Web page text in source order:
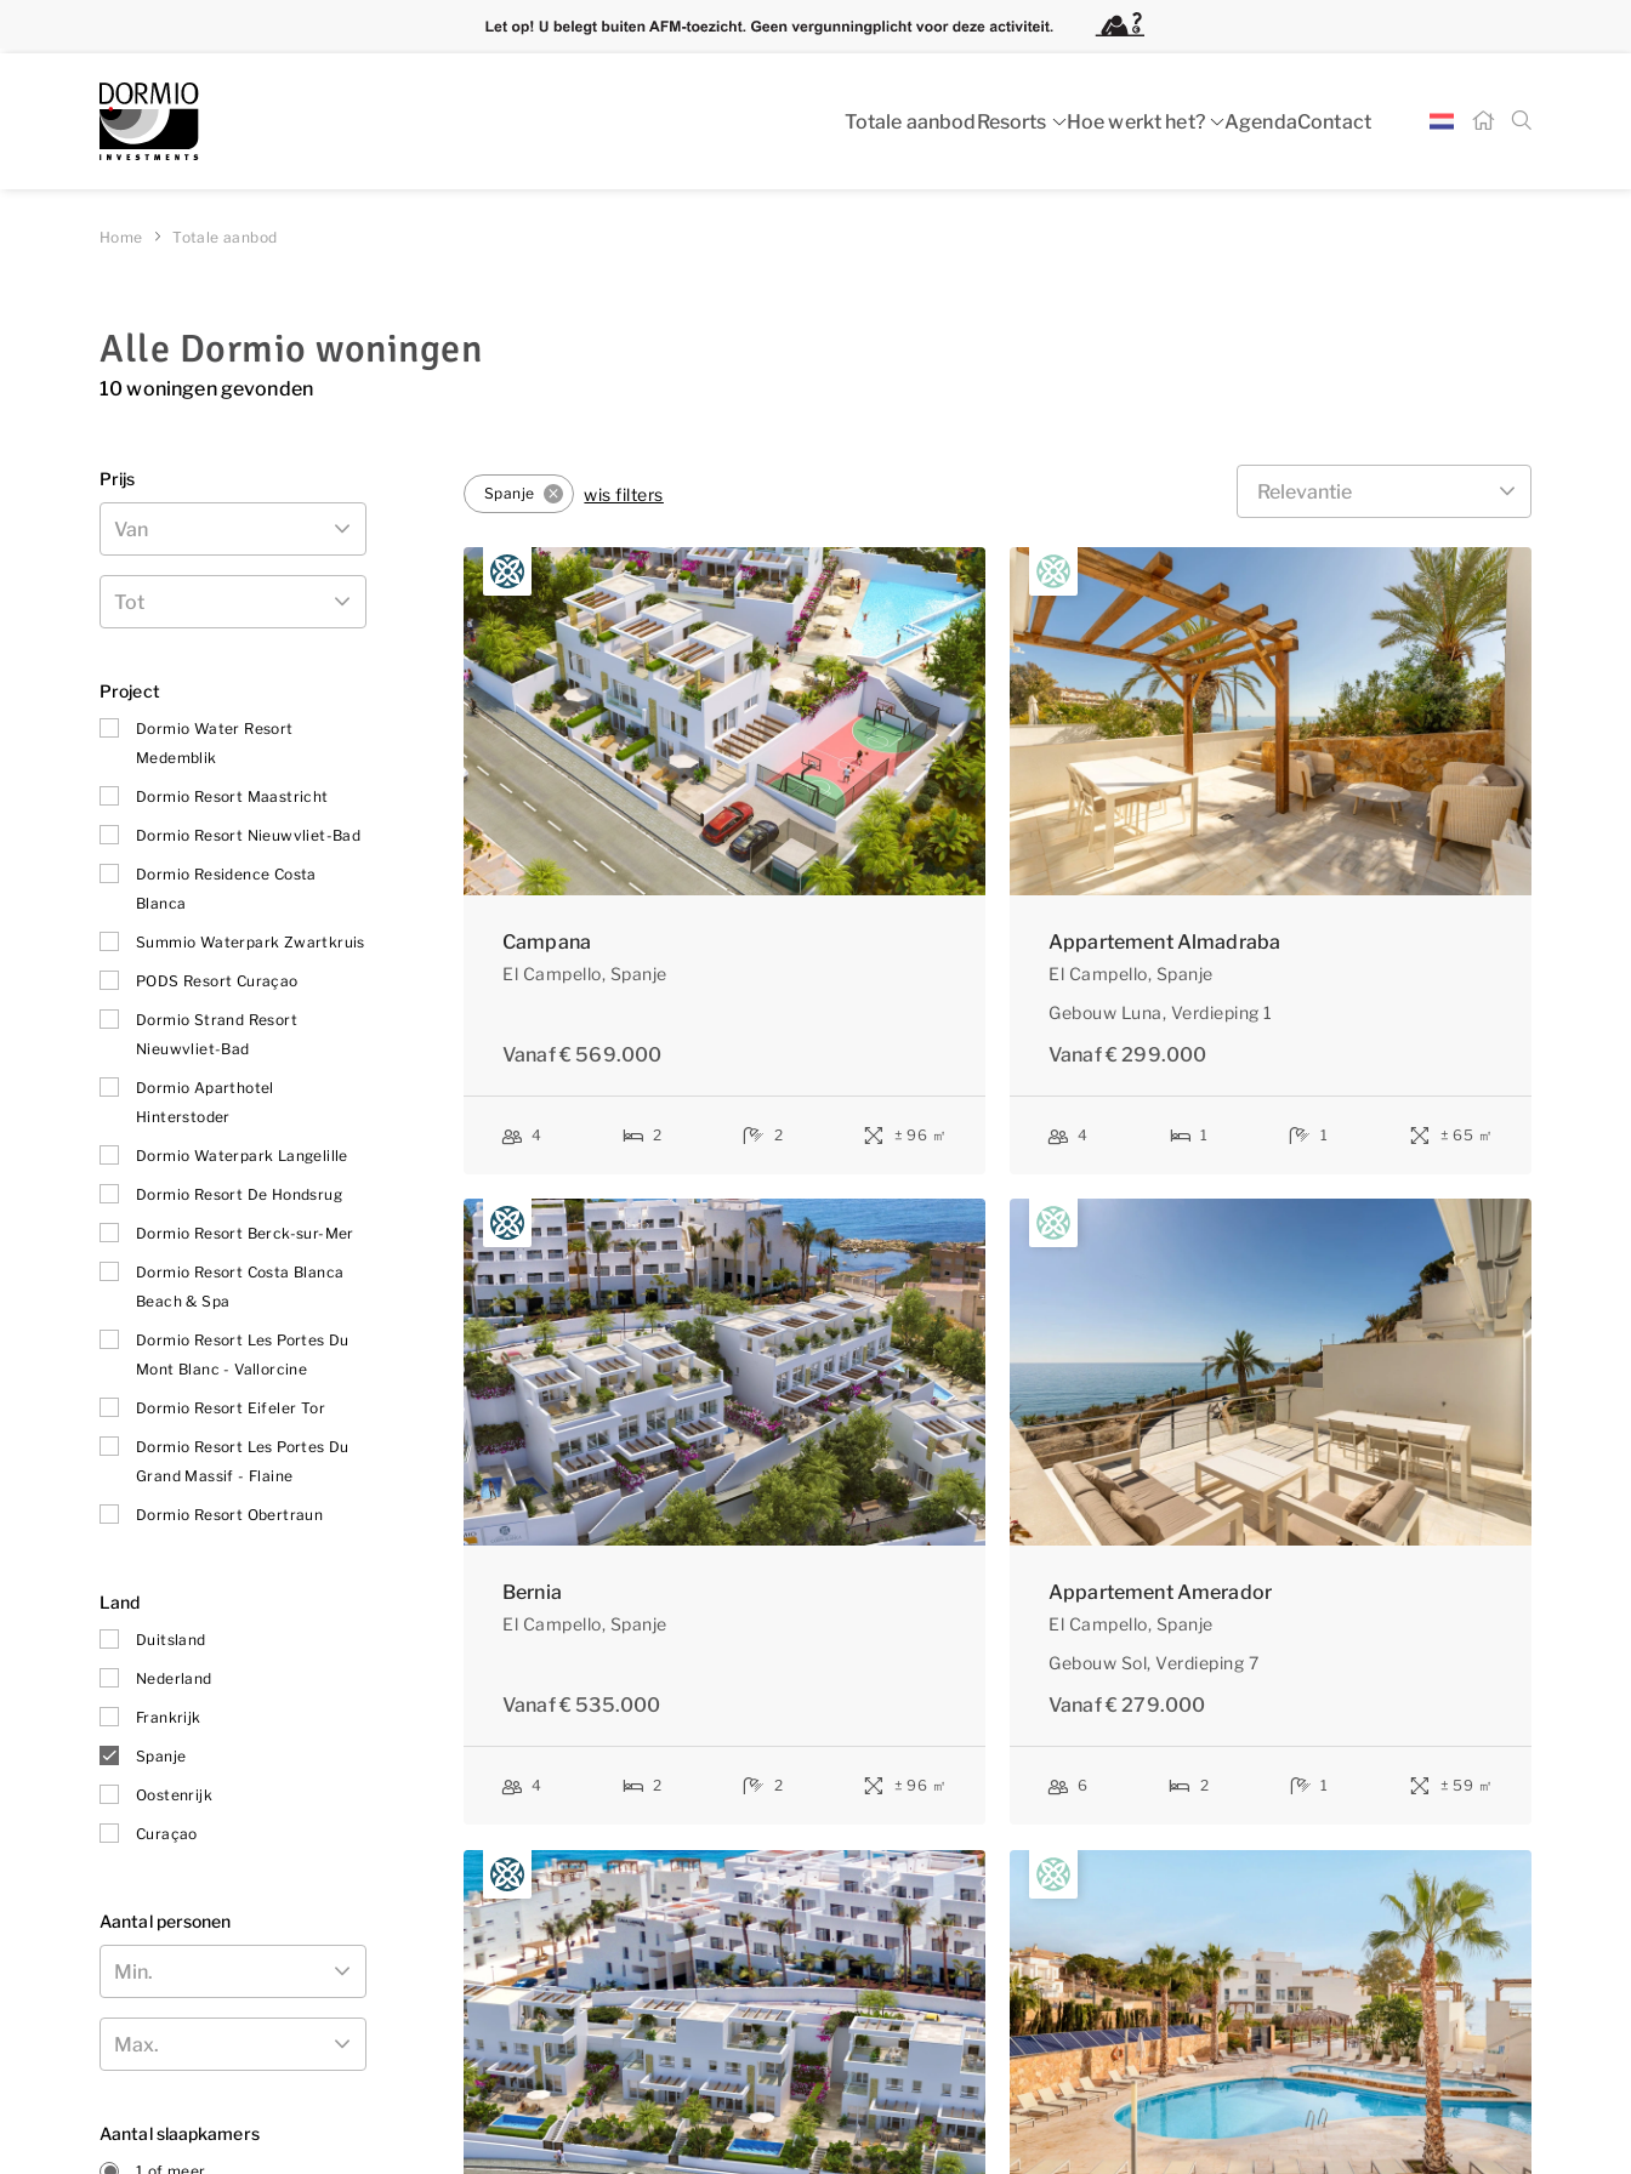
Bijna 25 jaar ervaring in luxe recreatief vastgoed Full-service: ontwikkeling, verkoop, verhuur en beheer
Totale aanbodResorts Hoe werkt het? AgendaContact
Home Totale aanbod
Alle Dormio woningen
10 woningen gevonden
Prijs
Van
Tot
Project
Dormio Water Resort
Medemblik
Dormio Resort Maastricht
Dormio Resort Nieuwvliet-Bad
Dormio Residence Costa
Blanca
Summio Waterpark Zwartkruis
PODS Resort Curaçao
Dormio Strand Resort
Nieuwvliet-Bad
Dormio Aparthotel
Hinterstoder
Dormio Waterpark Langelille
Dormio Resort De Hondsrug
Dormio Resort Berck-sur-Mer
Dormio Resort Costa Blanca
Beach & Spa
Dormio Resort Les Portes Du
Mont Blanc - Vallorcine
Dormio Resort Eifeler Tor
Dormio Resort Les Portes Du
Grand Massif - Flaine
Dormio Resort Obertraun
Land
Duitsland
Nederland
Frankrijk
Spanje
Oostenrijk
Curaçao
Aantal personen
Min.
Max.
Aantal slaapkamers
Spanje wis filters
Campana
El Campello, Spanje
Vanaf € 569.000
4 2 2 ± 96 ㎡
Appartement Almadraba
El Campello, Spanje
Gebouw Luna, Verdieping 1
Vanaf € 299.000
4 1 1 ± 65 ㎡
Bernia
El Campello, Spanje
Vanaf € 535.000
4 2 2 ± 96 ㎡
Appartement Amerador
El Campello, Spanje
Gebouw Sol, Verdieping 7
Vanaf € 279.000
6 2 1 ± 59 ㎡